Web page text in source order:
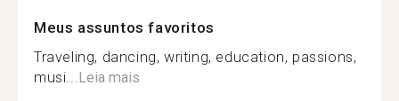
Meus assuntos favoritos
Traveling, dancing, writing, education, passions,
musi...Leia mais